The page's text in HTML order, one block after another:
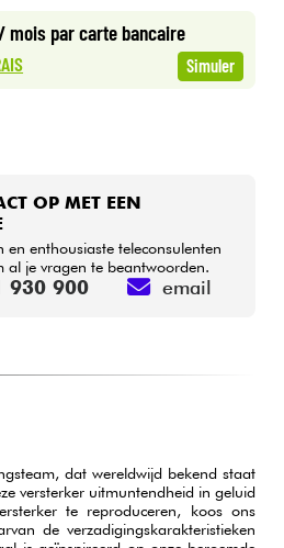
par carte bancaire
Simuler
OP MET EEN
en enthousiaste teleconsulenten
al je vragen te beantwoorden.
930 900 email
dat wereldwijd bekend staat
versterker uitmuntendheid in geluid
te reproduceren, koos ons
de verzadigingskarakteristieken